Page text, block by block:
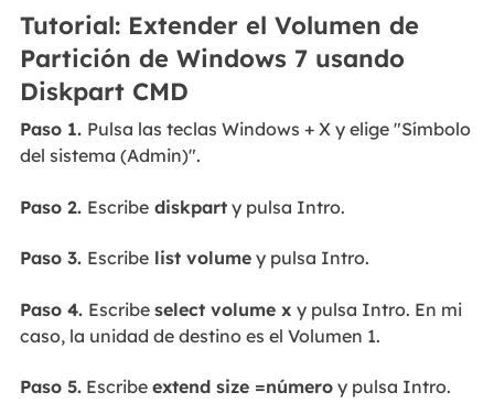
Tutorial: Extender el Volumen de
Partición de Windows 7 usando
Diskpart CMD
Paso 1. Pulsa las teclas Windows + X y elige "Símbolo
del sistema (Admin)".
Paso 2. Escribediskparty pulsa Intro.
Paso 3. Escribelist volumey pulsa Intro.
Paso 4. Escribe select volume x y pulsa Intro. En mi
caso, la unidad de destino es el Volumen 1.
Paso 5.Escribe extend size =númeroy pulsa Intro.